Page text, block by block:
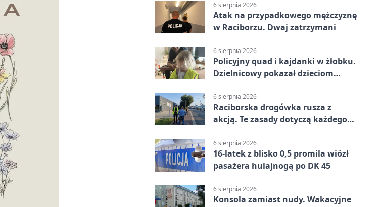
6 sierpnia 2026
Atak na przypadkowego mężczyznę
w Raciborzu. Dwaj zatrzymani
6 sierpnia 2026
Policyjny quad i kajdanki w żłobku.
Dzielnicowy pokazał dzieciom
6 sierpnia 2026
Raciborska drogówka rusza z
akcją. Te zasady dotyczą każdego
6 sierpnia 2026
16-latek z blisko 0,5 promila wiózł
pasażera hulajnogą po DK 45
6 sierpnia 2026
Konsola zamiast nudy. Wakacyjne